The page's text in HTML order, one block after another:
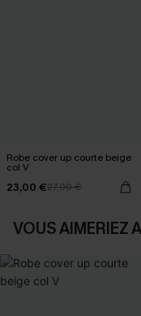
Robe cover up courte beige
col V
23,00 €27,00 €
VOUS AIMERIEZ